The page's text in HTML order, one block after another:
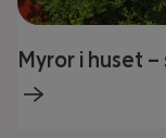
Myror i huset